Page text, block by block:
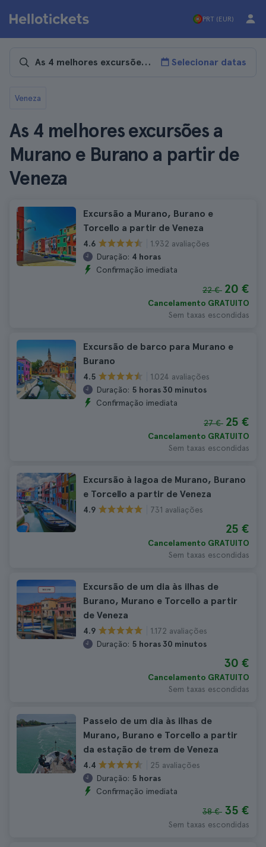
PRT (EUR)
Selecionar datas
Veneza
As 4 melhores excursões a
Murano e Burano a partir de
Veneza
Excursão a Murano, Burano e
Torcello a partir de Veneza
4.6
1.932 avaliações
Duração: 4 horas
Confirmação imediata
22 € 20 €
Cancelamento GRATUITO
Sem taxas escondidas
Excursão de barco para Murano e
Burano
4.5
1.024 avaliações
Duração: 5 horas 30 minutos
Confirmação imediata
27 € 25 €
Cancelamento GRATUITO
Sem taxas escondidas
Excursão à lagoa de Murano, Burano
e Torcello a partir de Veneza
4.9 731 avaliações
25 €
Cancelamento GRATUITO
Sem taxas escondidas
Excursão de um dia às ilhas de
Burano, Murano e Torcello a partir
de Veneza
4.9
1.172 avaliações
Duração: 5 horas 30 minutos
30 €
Cancelamento GRATUITO
Sem taxas escondidas
Passeio de um dia às ilhas de
Murano, Burano e Torcello a partir
da estação de trem de Veneza
4.4
25 avaliações
Duração: 5 horas
Confirmação imediata
38 € 35 €
Sem taxas escondidas